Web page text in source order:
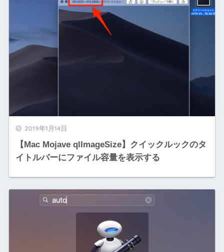
2019年1月14日
【Mac Mojave qlImageSize】クイックルックのタ
イトルバーにファイル容量を表示する